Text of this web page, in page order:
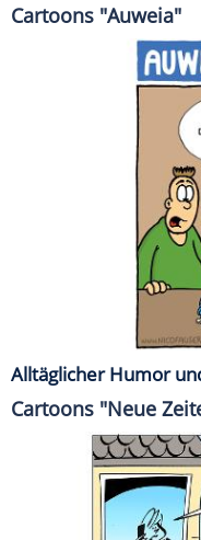
Cartoons "Auweia"
Alltäglicher Humor
Cartoons "Neue